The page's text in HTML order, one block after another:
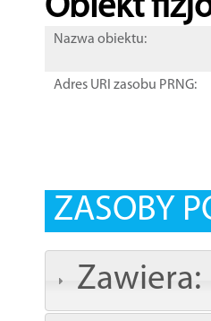
Obiekt
Nazwa obiektu:
Adres URI zasobu PRNG:
ZASOBY
Zawiera: